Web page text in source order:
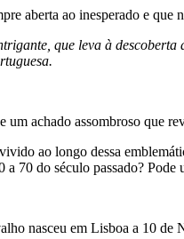
aberta ao inesperado e que
que leva à descoberta
um achado assombroso que
ao longo dessa
a 70 do século passado?
nasceu em Lisboa a 10 de